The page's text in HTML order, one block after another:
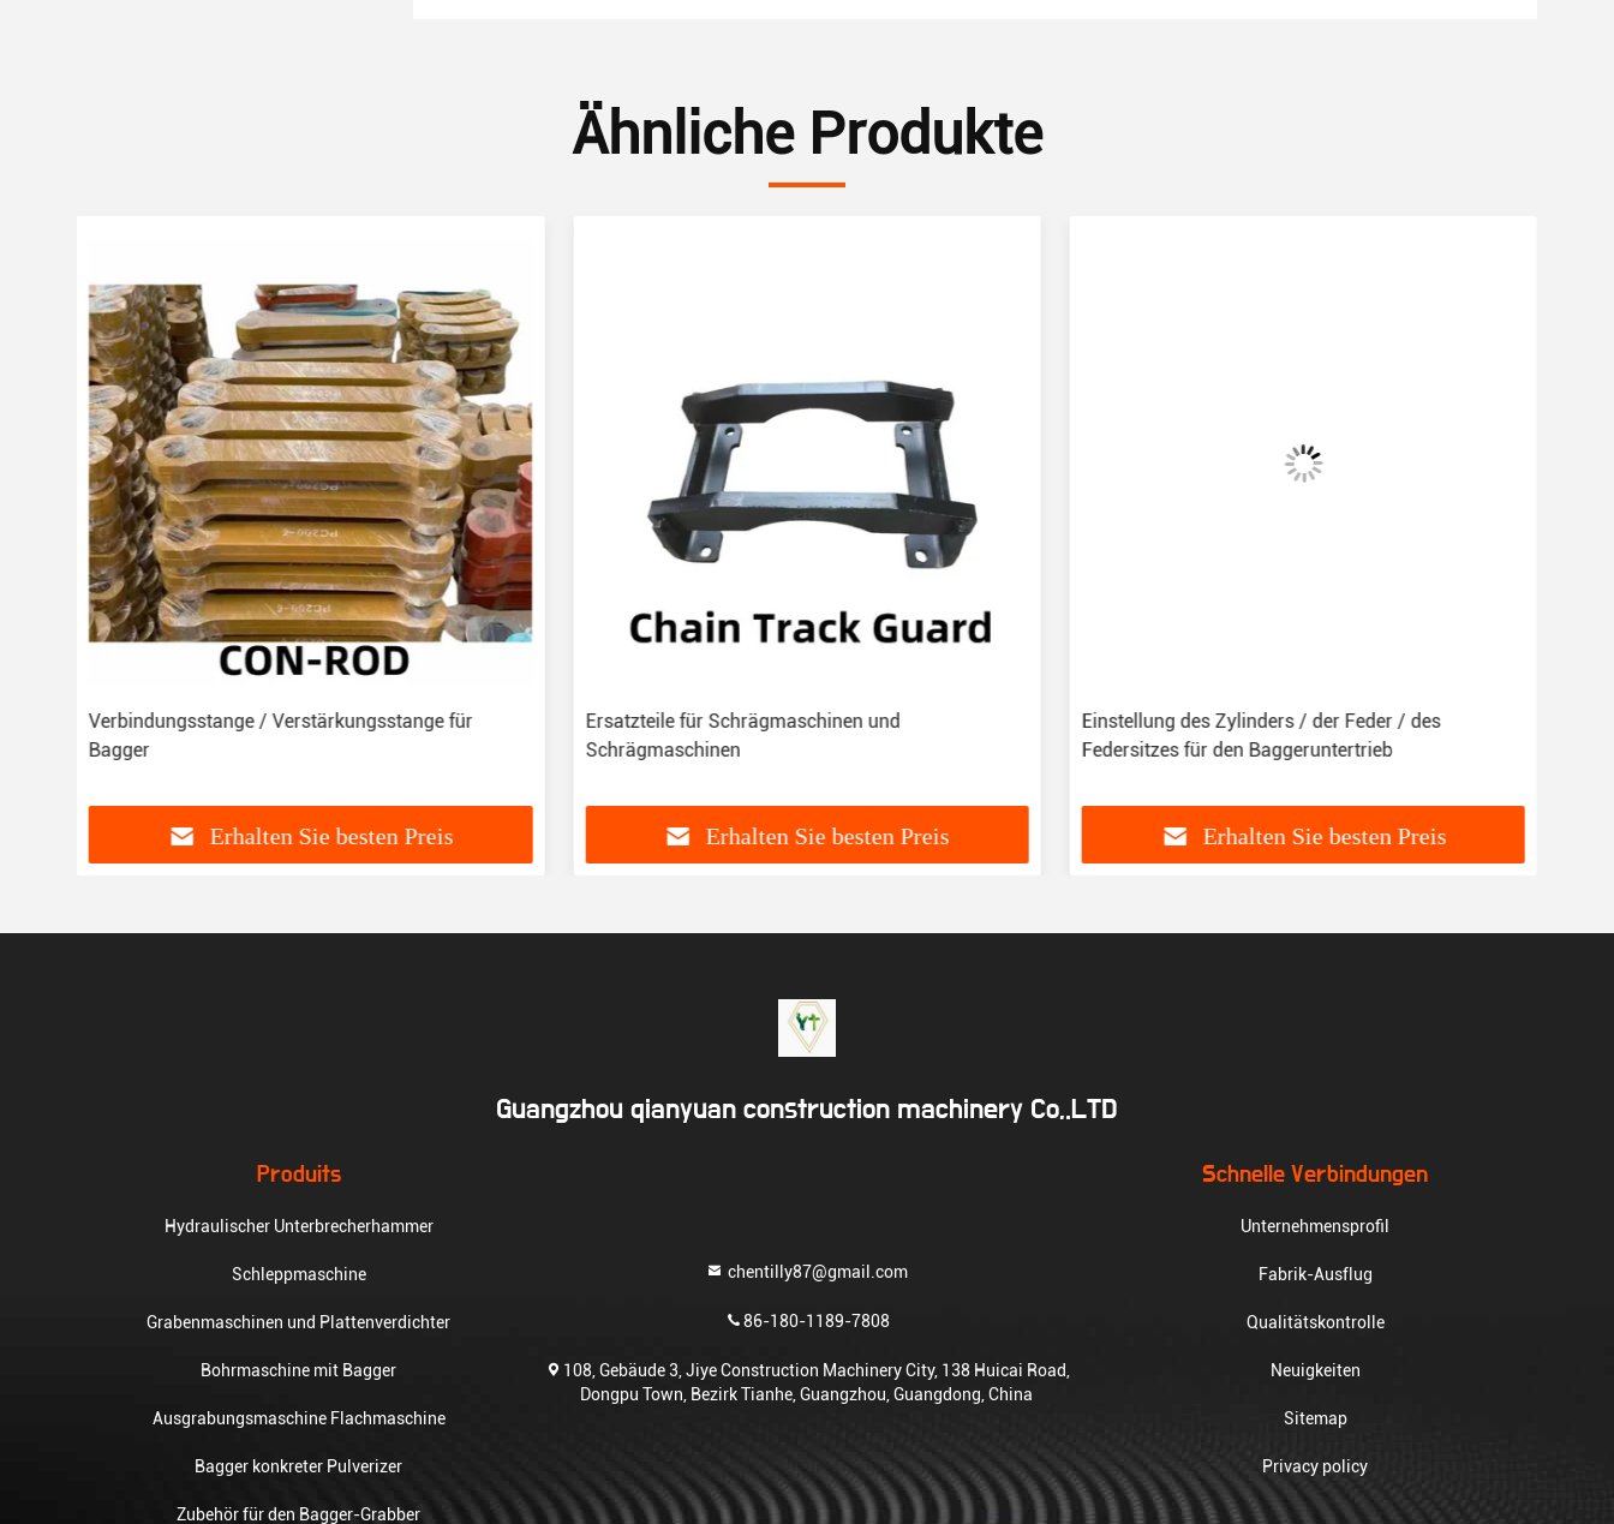
Ähnliche Produkte
Verbindungsstange / Verstärkungsstange für
Bagger
Erhalten Sie besten Preis
Ersatzteile für Schrägmaschinen und
Schrägmaschinen
Erhalten Sie besten Preis
Einstellung des Zylinders / der Feder / des
Federsitzes für den Baggeruntertrieb
Erhalten Sie besten Preis
Guangzhou qianyuan construction machinery Co,.LTD
Produits
Hydraulischer Unterbrecherhammer
Schleppmaschine
Grabenmaschinen und Plattenverdichter
Bohrmaschine mit Bagger
Ausgrabungsmaschine Flachmaschine
Bagger konkreter Pulverizer
Zubehör für den Bagger-Grabber
chentilly87@gmail.com
86-180-1189-7808
108, Gebäude 3, Jiye Construction Machinery City, 138 Huicai Road,
Dongpu Town, Bezirk Tianhe, Guangzhou, Guangdong, China
Schnelle Verbindungen
Unternehmensprofil
Fabrik-Ausflug
Qualitätskontrolle
Neuigkeiten
Sitemap
Privacy policy